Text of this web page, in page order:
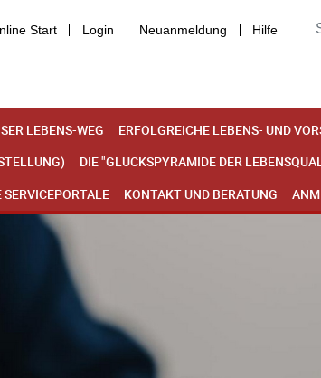
Start Login Neuanmeldung Hilfe
LEBENS-WEG
ERFOLGREICHE LEBENS- UND
DIE "GLÜCKSPYRAMIDE DER
SERVICEPORTALE KONTAKT UND BERATUNG